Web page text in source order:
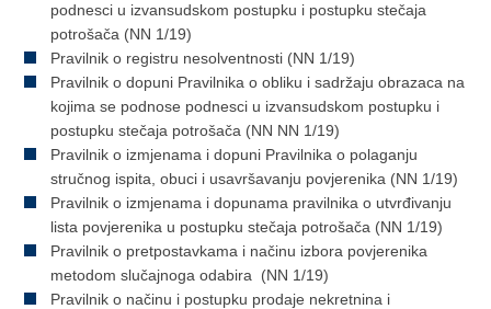
podnesci u izvansudskom postupku i postupku stečaja
potrošača (NN 1/19)
Pravilnik o registru nesolventnosti (NN 1/19)
Pravilnik o dopuni Pravilnika o obliku i sadržaju obrazaca na
kojima se podnose podnesci u izvansudskom postupku i
postupku stečaja potrošača (NN NN 1/19)
Pravilnik o izmjenama i dopuni Pravilnika o polaganju
stručnog ispita, obuci i usavršavanju povjerenika (NN 1/19)
Pravilnik o izmjenama i dopunama pravilnika o utvrđivanju
lista povjerenika u postupku stečaja potrošača (NN 1/19)
Pravilnik o pretpostavkama i načinu izbora povjerenika
metodom slučajnoga odabira (NN 1/19)
Pravilnik o načinu i postupku prodaje nekretnina i